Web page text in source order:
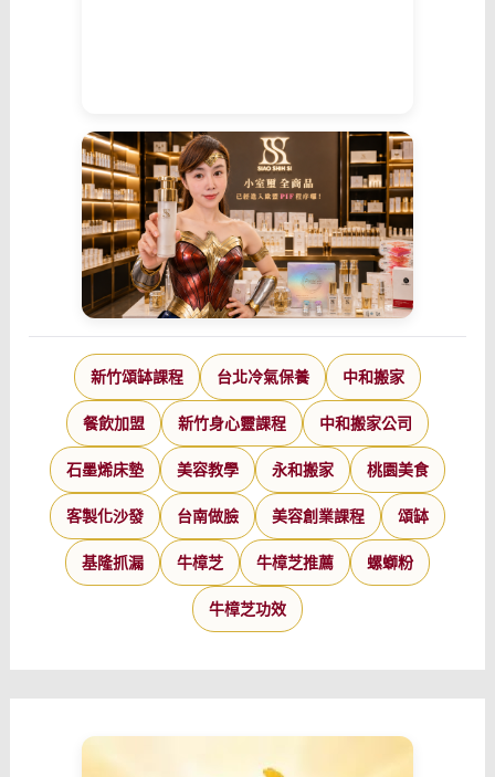
新竹頌缽課程 台北冷氣保養 中和搬家
餐飲加盟 新竹身心靈課程 中和搬家公司
石墨烯床墊 美容教學 永和搬家 桃園美食
客製化沙發 台南做臉 美容創業課程 頌缽
基隆抓漏 牛樟芝 牛樟芝推薦 螺螄粉
牛樟芝功效